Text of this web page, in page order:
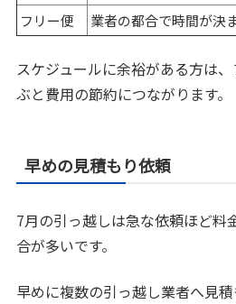
フリー便 業者の都合で時間が決
スケジュールに余裕がある方は
ぶと費用の節約につながります。
早めの見積もり依頼
7月の引っ越しは急な依頼ほど料
合が多いです。
早めに複数の引っ越し業者へ見